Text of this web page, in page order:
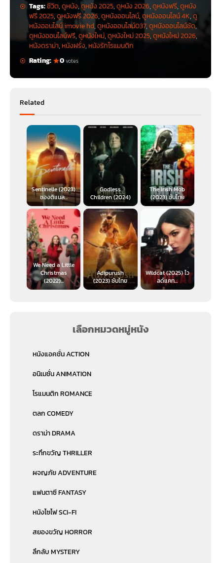
Tags:ชีวิต,ดูหนัง,ดูหนัง 2025,ดูหนัง 2026,ดูหนังฟรี,ดูหนัง
ฟรี 2025,ดูหนังฟรี 2026,ดูหนังออนไลน์,ดูหนังออนไลน์ 4K,ดู
หนังออนไลน์ imovie hd,ดูหนังออนไลน์037,ดูหนังออนไลน์ชัด,
ดูหนังออนไลน์ฟรี,ดูหนังใหม่,ดูหนังใหม่ 2025,ดูหนังใหม่ 2026,
หนังดราม่า, หนังฝรั่ง, หนังรักโรแมนติก
Rating:
0votes
Related
Sentinelle (2023)
ซองติแนล...
Godless
Children (2024)
The Irish Mob
(2023) ซับไทย
We Need a Little
Christmas
(2022)...
Adipurush
(2023) ซับไทย
Wildcat (2025) ไว
ลด์แคท...
เลือกหมวดหมู่หนัง
หนังแอคชั่น ACTION
อนิเมชั่น ANIMATION
โรแมนติก ROMANCE
ตลก COMEDY
ดราม่า DRAMA
ระทึกขวัญ THRILLER
ผจญภัย ADVENTURE
แฟนตาซี FANTASY
หนังไซไฟ SCI-FI
สยองขวัญ HORROR
ลึกลับ MYSTERY